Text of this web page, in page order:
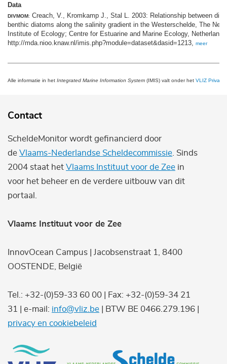
Data
DIVMOM: Creach, V., Kromkamp J., Stal L. 2003: Relationship between
benthic diatoms along the salinity gradient in the Westerschelde, The
Institute of Ecology; Centre for Estuarine and Marine Ecology,
http://mda.nioo.knaw.nl/imis.php?module=dataset&dasid=1213,
meer
Alle informatie in het Integrated Marine Information System (IMIS) valt onder het VLIZ Privacy
Contact
ScheldeMonitor wordt gefinancierd door
de Vlaams-Nederlandse Scheldecommissie . Sinds
2004 staat het Vlaams Instituut voor de Zee in
voor het beheer en de verdere uitbouw van dit
portaal.
Vlaams Instituut voor de Zee
InnovOcean Campus | Jacobsenstraat 1, 8400
OOSTENDE, België
Tel.: +32-(0)59-33 60 00 | Fax: +32-(0)59-34 21
31 | e-mail: info@vliz.be | BTW BE 0466.279.196 |
privacy en cookiebeleid